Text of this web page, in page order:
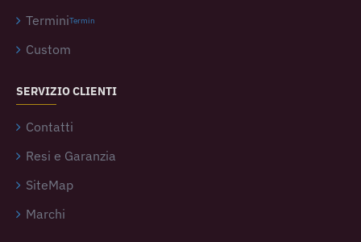
TerminiTermin
Custom
SERVIZIO CLIENTI
Contatti
Resi e Garanzia
SiteMap
Marchi